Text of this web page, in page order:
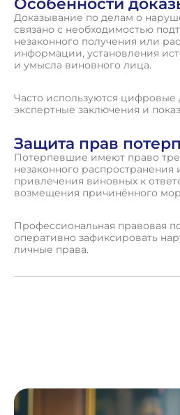
Особенности
Доказывание по делам о
связано с необходимостью
незаконного получения или
информации, установления
и умысла виновного лица.
Часто используются цифровые
экспертные заключения и
Защита прав
Потерпевшие имеют право
незаконного
привлечения виновных к
возмещения причинённого
Профессиональная правовая
оперативно зафиксировать
личные права.